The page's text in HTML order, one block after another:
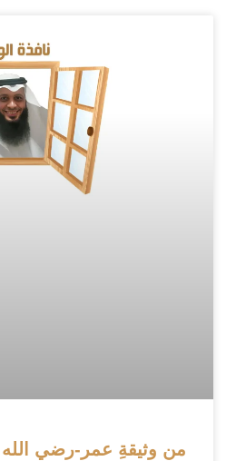
من وثيقةِ عمر-رضي الله